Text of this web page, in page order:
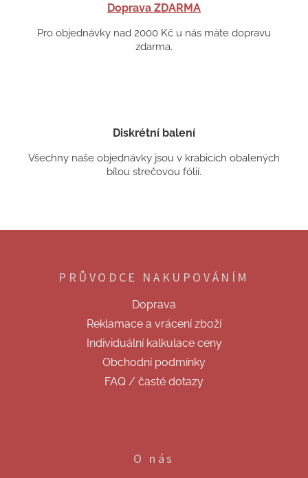
Doprava ZDARMA
Pro objednávky nad 2000 Kč u nás máte dopravu
zdarma.
Diskrétní balení
Všechny naše objednávky jsou v krabicích obalených
bílou strečovou fólií.
PRŮVODCE NAKUPOVÁNÍM
Doprava
Reklamace a vrácení zboží
Individuální kalkulace ceny
Obchodní podmínky
FAQ / časté dotazy
O nás